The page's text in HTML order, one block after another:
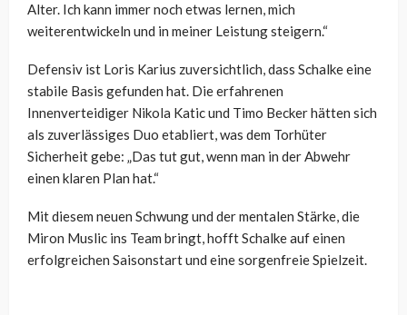
Alter. Ich kann immer noch etwas lernen, mich
weiterentwickeln und in meiner Leistung steigern.“
Defensiv ist Loris Karius zuversichtlich, dass Schalke eine
stabile Basis gefunden hat. Die erfahrenen
Innenverteidiger Nikola Katic und Timo Becker hätten sich
als zuverlässiges Duo etabliert, was dem Torhüter
Sicherheit gebe: „Das tut gut, wenn man in der Abwehr
einen klaren Plan hat.“
Mit diesem neuen Schwung und der mentalen Stärke, die
Miron Muslic ins Team bringt, hofft Schalke auf einen
erfolgreichen Saisonstart und eine sorgenfreie Spielzeit.